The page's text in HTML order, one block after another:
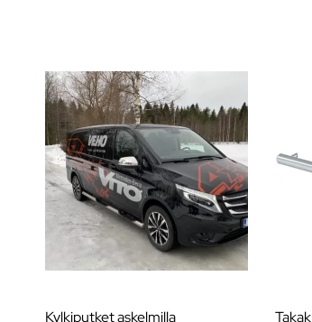
Kylkiputket askelmilla